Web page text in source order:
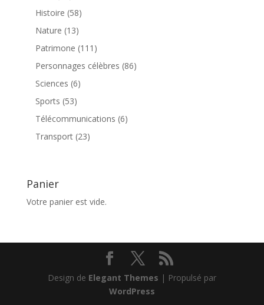
produits
Histoire 5858
Nature 1313
produits
Patrimone 111 111
produits
Personnages célèbres 8686
Sciences 66
Sports 5353
produits
Télécommunications 66
Transport 2323
Panier
Votre panier est vide.
Design de Elegant Themes | Propulsé par
WordPress